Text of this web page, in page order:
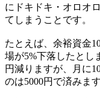
にドキドキ・オロオ
てしまうことです。
たとえば、余裕資金
場が5%下落したとし
円減りますが、月に
のは5000円で済みます